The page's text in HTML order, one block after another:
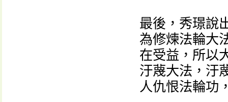
最後，秀璟說
為修煉法輪大
在受益，所以
汙蔑大法，汙
人仇恨法輪功